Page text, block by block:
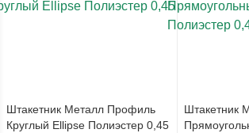
Штакетник Металл Профиль
Круглый Ellipse Полиэстер 0,45
Штакетник